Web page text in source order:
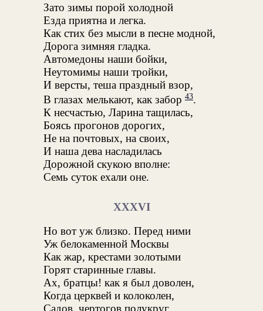
Зато зимы порой холодной
Езда приятна и легка.
Как стих без мысли в песне модной,
Дорога зимняя гладка.
Автомедоны наши бойки,
Неутомимы наши тройки,
И версты, теша праздный взор,
В глазах мелькают, как забор 43.
К несчастью, Ларина тащилась,
Боясь прогонов дорогих,
Не на почтовых, на своих,
И наша дева насладилась
Дорожной скукою вполне:
Семь суток ехали оне.
XXXVI
Но вот уж близко. Перед ними
Уж белокаменной Москвы
Как жар, крестами золотыми
Горят старинные главы.
Ах, братцы! как я был доволен,
Когда церквей и колоколен,
Садов, чертогов полукруг